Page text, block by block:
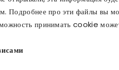
Подробнее про эти файлы вы
принимать cookie